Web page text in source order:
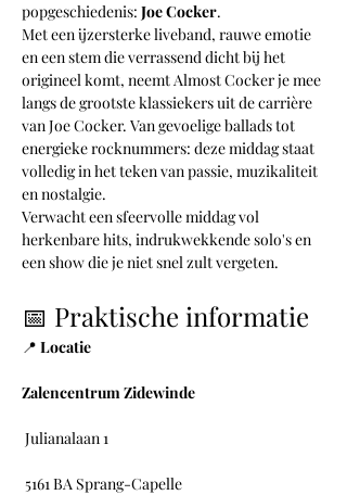
popgeschiedenis: Joe Cocker.
Met een ijzersterke liveband, rauwe emotie
en een stem die verrassend dicht bij het
origineel komt, neemt Almost Cocker je mee
langs de grootste klassiekers uit de carrière
van Joe Cocker. Van gevoelige ballads tot
energieke rocknummers: deze middag staat
volledig in het teken van passie, muzikaliteit
en nostalgie.
Verwacht een sfeervolle middag vol
herkenbare hits, indrukwekkende solo's en
een show die je niet snel zult vergeten.
📅 Praktische informatie
📍 Locatie
Zalencentrum Zidewinde
Julianalaan 1
5161 BA Sprang-Capelle